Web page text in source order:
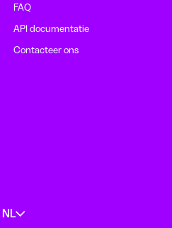
FAQ
API documentatie
Contacteer ons
NL